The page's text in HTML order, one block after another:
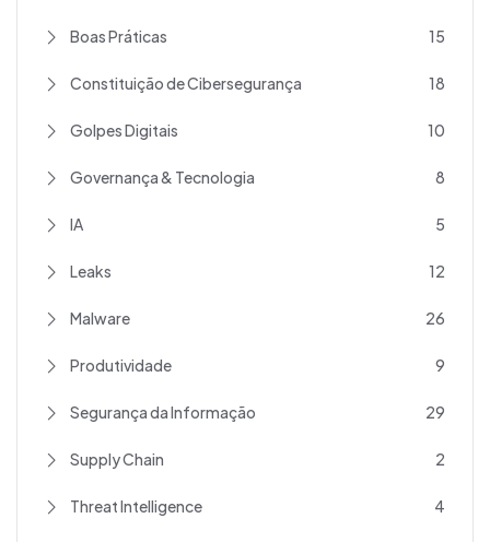
Boas Práticas 15
Constituição de Cibersegurança 18
Golpes Digitais 10
Governança & Tecnologia 8
IA 5
Leaks 12
Malware 26
Produtividade 9
Segurança da Informação 29
Supply Chain 2
Threat Intelligence 4